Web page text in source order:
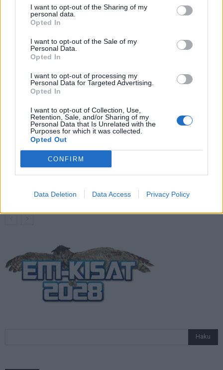
I want to opt-out of the Sharing of my
personal data.
Opted In
I want to opt-out of the Sale of my
Personal Data.
Opted In
I want to opt-out of processing my
Personal Data for Targeted Advertising.
Opted In
I want to opt-out of Collection, Use,
Retention, Sale, and/or Sharing of my
Personal Data that Is Unrelated with the
Purposes for which it was collected.
Opted Out
CONFIRM
Data Deletion Data Access Privacy Policy
futisfanaatikot saavat 10/10
somekansa ei arvostanut
temppua
LIITTYVÄT ARTIKKELIT
Suomen MM-karsintojen näkymät –
todellinen jalkapallokommentaattorin
Suomi-Hollanti näkyy ilmaiseksi TV:stä –
näin katsot ottelun
Jalkapallon U21 EM-kisat 2025 – tässä